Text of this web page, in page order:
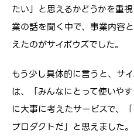
たい」と思えるかどうかを重
業の話を聞く中で、事業内容
えたのがサイボウズでした。
もう少し具体的に言うと、サ
は、「みんなにとって使いや
に大事に考えたサービスで、
プロダクトだ」と思えました